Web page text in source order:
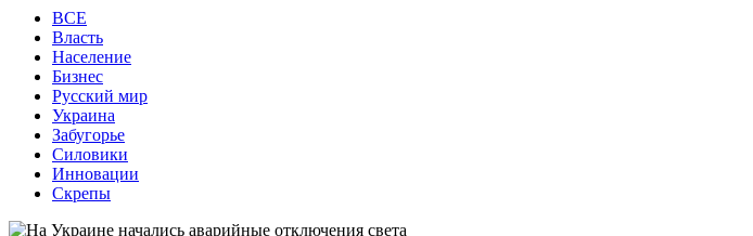
ВСЕ
Власть
Население
Бизнес
Русский мир
Украина
Забугорье
Силовики
Инновации
Скрепы